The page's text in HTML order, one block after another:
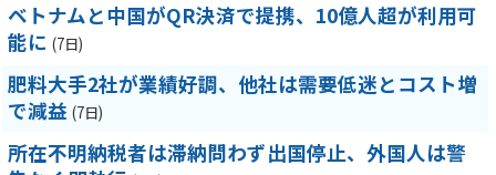
ベトナムと中国がQR決済で提携、10億人超が利用可
能に (7日)
肥料大手2社が業績好調、他社は需要低迷とコスト増
で減益 (7日)
所在不明納税者は滞納問わず出国停止、外国人は警